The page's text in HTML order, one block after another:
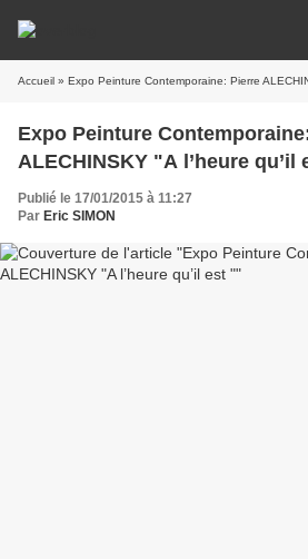
Accueil » Expo Peinture Contemporaine: Pierre
Expo Peinture
ALECHINSKY "A l’heure qu’il
Publié le 17/01/2015 à 11:27
Par Eric SIMON